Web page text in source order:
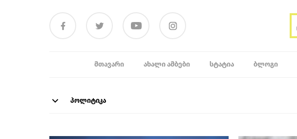
ᲛᲗᲐᲕᲐᲠᲘ ᲐᲮᲐᲚᲘ ᲐᲛᲑᲔᲑᲘ ᲡᲢᲐᲢᲘᲐ ᲑᲚᲝᲒᲘ
პოლიტიკა